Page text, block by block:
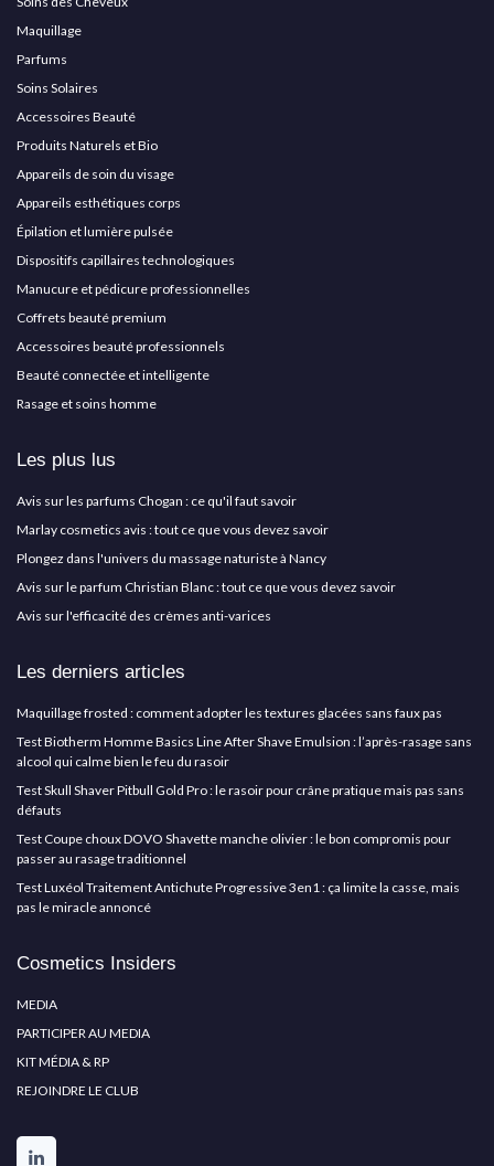
Maquillage
Parfums
Soins Solaires
Accessoires Beauté
Produits Naturels et Bio
Appareils de soin du visage
Appareils esthétiques corps
Épilation et lumière pulsée
Dispositifs capillaires technologiques
Manucure et pédicure professionnelles
Coffrets beauté premium
Accessoires beauté professionnels
Beauté connectée et intelligente
Rasage et soins homme
Les plus lus
Avis sur les parfums Chogan : ce qu'il faut savoir
Marlay cosmetics avis : tout ce que vous devez savoir
Plongez dans l'univers du massage naturiste à Nancy
Avis sur le parfum Christian Blanc : tout ce que vous devez savoir
Avis sur l'efficacité des crèmes anti-varices
Les derniers articles
Maquillage frosted : comment adopter les textures glacées sans faux pas
Test Biotherm Homme Basics Line After Shave Emulsion : l’après-rasage sans
alcool qui calme bien le feu du rasoir
Test Skull Shaver Pitbull Gold Pro : le rasoir pour crâne pratique mais pas sans
défauts
Test Coupe choux DOVO Shavette manche olivier : le bon compromis pour
passer au rasage traditionnel
Test Luxéol Traitement Antichute Progressive 3en1 : ça limite la casse, mais
pas le miracle annoncé
Cosmetics Insiders
MEDIA
PARTICIPER AU MEDIA
KIT MÉDIA & RP
REJOINDRE LE CLUB